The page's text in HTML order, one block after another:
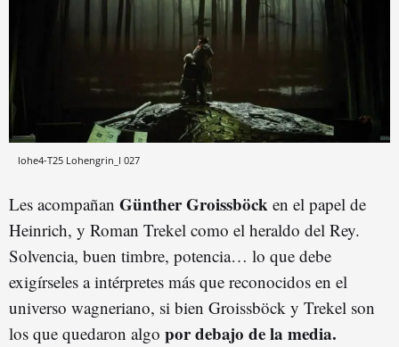
lohe4-T25 Lohengrin_I 027
Les acompañan Günther Groissböck en el papel de
Heinrich, y Roman Trekel como el heraldo del Rey.
Solvencia, buen timbre, potencia… lo que debe
exigírseles a intérpretes más que reconocidos en el
universo wagneriano, si bien Groissböck y Trekel son
los que quedaron algo por debajo de la media.